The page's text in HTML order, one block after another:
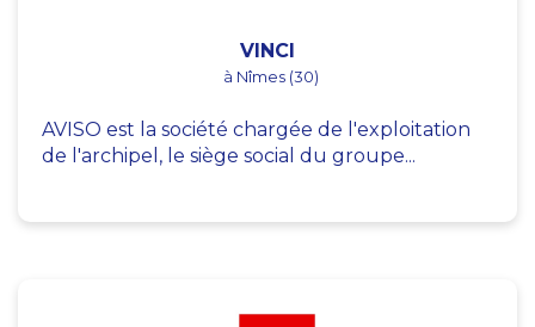
VINCI
à Nîmes (30)
AVISO est la société chargée de l'exploitation
de l'archipel, le siège social du groupe...